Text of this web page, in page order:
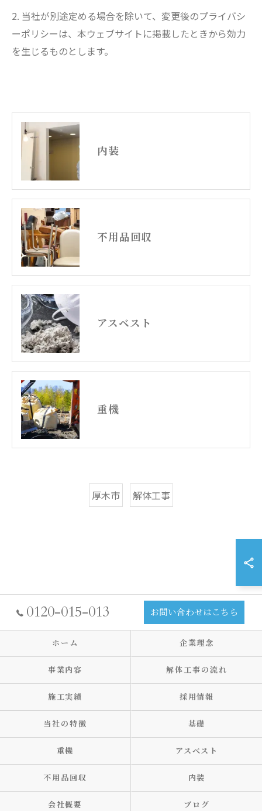
2. 当社が別途定める場合を除いて、変更後のプライバシ
ーポリシーは、本ウェブサイトに掲載したときから効力
を生じるものとします。
内装
不用品回収
アスベスト
重機
厚木市 解体工事
0120-015-013 お問い合わせはこちら
ホーム 企業理念
事業内容 解体工事の流れ
施工実績 採用情報
当社の特徴 基礎
重機 アスベスト
不用品回収 内装
会社概要 ブログ